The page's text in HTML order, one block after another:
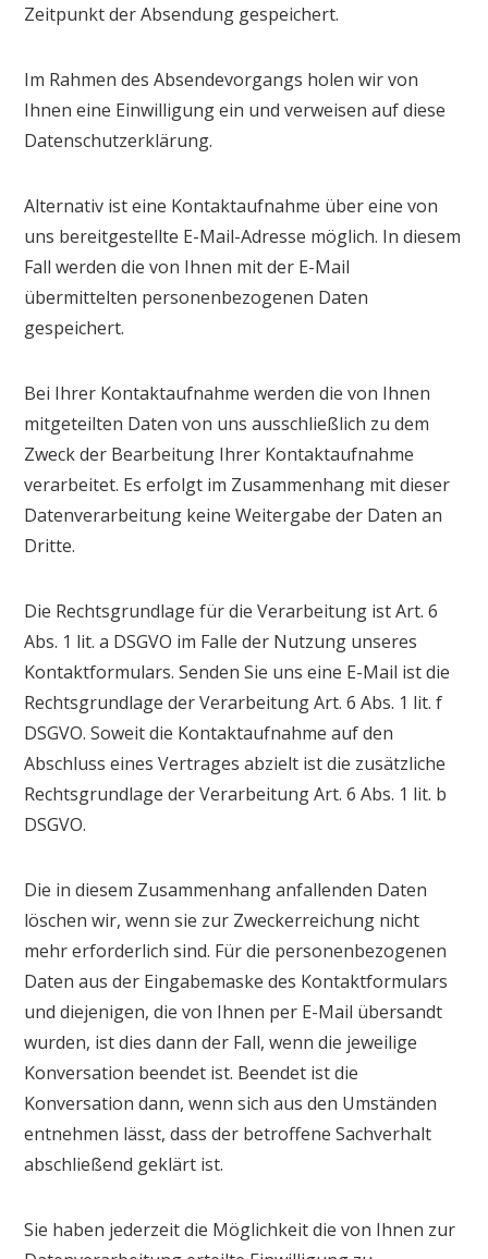
Zeitpunkt der Absendung gespeichert.
Im Rahmen des Absendevorgangs holen wir von
Ihnen eine Einwilligung ein und verweisen auf diese
Datenschutzerklärung.
Alternativ ist eine Kontaktaufnahme über eine von
uns bereitgestellte E-Mail-Adresse möglich. In diesem
Fall werden die von Ihnen mit der E-Mail
übermittelten personenbezogenen Daten
gespeichert.
Bei Ihrer Kontaktaufnahme werden die von Ihnen
mitgeteilten Daten von uns ausschließlich zu dem
Zweck der Bearbeitung Ihrer Kontaktaufnahme
verarbeitet. Es erfolgt im Zusammenhang mit dieser
Datenverarbeitung keine Weitergabe der Daten an
Dritte.
Die Rechtsgrundlage für die Verarbeitung ist Art. 6
Abs. 1 lit. a DSGVO im Falle der Nutzung unseres
Kontaktformulars. Senden Sie uns eine E-Mail ist die
Rechtsgrundlage der Verarbeitung Art. 6 Abs. 1 lit. f
DSGVO. Soweit die Kontaktaufnahme auf den
Abschluss eines Vertrages abzielt ist die zusätzliche
Rechtsgrundlage der Verarbeitung Art. 6 Abs. 1 lit. b
DSGVO.
Die in diesem Zusammenhang anfallenden Daten
löschen wir, wenn sie zur Zweckerreichung nicht
mehr erforderlich sind. Für die personenbezogenen
Daten aus der Eingabemaske des Kontaktformulars
und diejenigen, die von Ihnen per E-Mail übersandt
wurden, ist dies dann der Fall, wenn die jeweilige
Konversation beendet ist. Beendet ist die
Konversation dann, wenn sich aus den Umständen
entnehmen lässt, dass der betroffene Sachverhalt
abschließend geklärt ist.
Sie haben jederzeit die Möglichkeit die von Ihnen zur